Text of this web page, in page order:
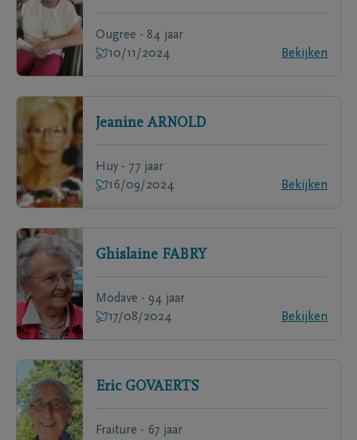
Ougree - 84 jaar
10/11/2024
Bekijken
Jeanine ARNOLD
Huy - 77 jaar
16/09/2024
Bekijken
Ghislaine FABRY
Modave - 94 jaar
17/08/2024
Bekijken
Eric GOVAERTS
Fraiture - 67 jaar